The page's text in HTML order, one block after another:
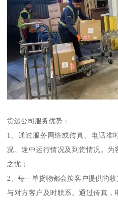
货运公司服务优势：
1、通过服务网络或传真、电话准
况、途中运行情况及到货情况。
之忧；
2、每一单货物都会按客户提供的
与对方客户及时联系。通过传真